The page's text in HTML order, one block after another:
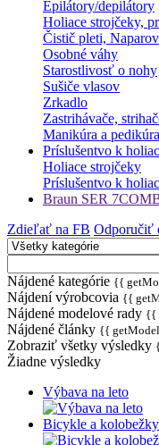
Epilátory/depilátory
Holiace strojčeky,
Čistič pleti,
Osobné váhy
Starostlivosť o nohy
Sušiče vlasov
Zrkadlo
Zastrihávače,
Manikúra a pedikúra
Príslušentvo k
Holiace strojčeky
Príslušentvo k
Braun SER
Zdieľať na FB Odporučiť
Nájdené kategórie {{
Nájdení výrobcovia {{
Nájdené modelové rady {{
Nájdené články {{
Zobraziť všetky výsledky
Žiadne výsledky
Výbava na leto
Bicykle a kolobežky